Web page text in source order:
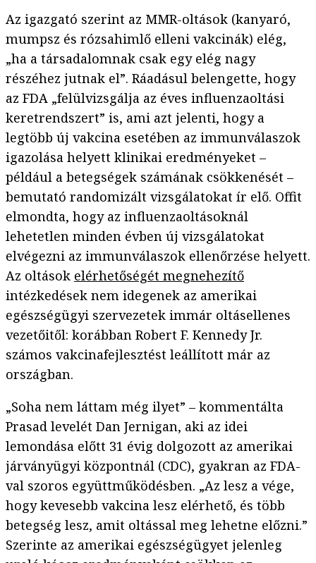
Az igazgató szerint az MMR-oltások (kanyaró,
mumpsz és rózsahimlő elleni vakcinák) elég,
„ha a társadalomnak csak egy elég nagy
részéhez jutnak el”. Ráadásul belengette, hogy
az FDA „felülvizsgálja az éves influenzaoltási
keretrendszert” is, ami azt jelenti, hogy a
legtöbb új vakcina esetében az immunválaszok
igazolása helyett klinikai eredményeket –
például a betegségek számának csökkenését –
bemutató randomizált vizsgálatokat ír elő. Offit
elmondta, hogy az influenzaoltásoknál
lehetetlen minden évben új vizsgálatokat
elvégezni az immunválaszok ellenőrzése helyett.
Az oltások elérhetőségét megnehezítő
intézkedések nem idegenek az amerikai
egészségügyi szervezetek immár oltásellenes
vezetőitől: korábban Robert F. Kennedy Jr.
számos vakcinafejlesztést leállított már az
országban.
„Soha nem láttam még ilyet” – kommentálta
Prasad levelét Dan Jernigan, aki az idei
lemondása előtt 31 évig dolgozott az amerikai
járványügyi központnál (CDC), gyakran az FDA-
val szoros együttműködésben. „Az lesz a vége,
hogy kevesebb vakcina lesz elérhető, és több
betegség lesz, amit oltással meg lehetne előzni.”
Szerinte az amerikai egészségügyet jelenleg